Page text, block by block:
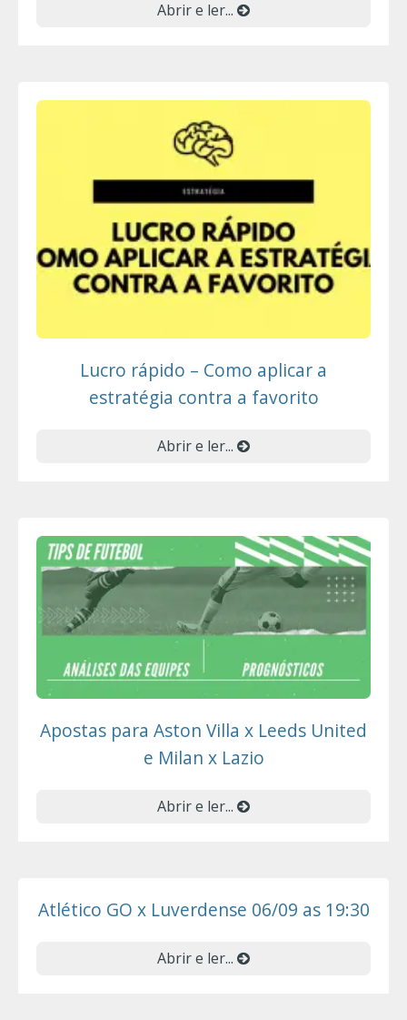
Abrir e ler...
Lucro rápido – Como aplicar a
estratégia contra a favorito
Abrir e ler...
Apostas para Aston Villa x Leeds United
e Milan x Lazio
Abrir e ler...
Atlético GO x Luverdense 06/09 as 19:30
Abrir e ler...